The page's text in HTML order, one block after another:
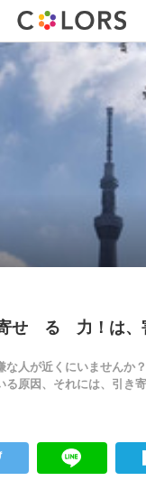
せ る 力！は、
な人が近くにいませんか？
原因、それには、引き